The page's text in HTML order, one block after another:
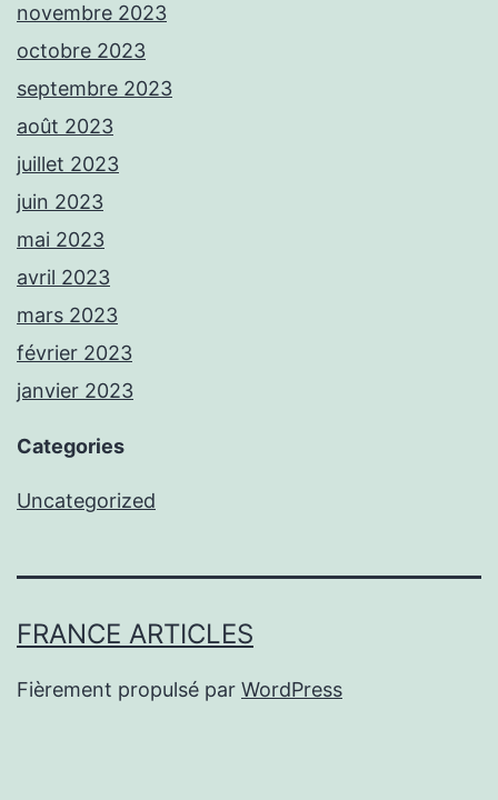
novembre 2023
octobre 2023
septembre 2023
août 2023
juillet 2023
juin 2023
mai 2023
avril 2023
mars 2023
février 2023
janvier 2023
Categories
Uncategorized
FRANCE ARTICLES
Fièrement propulsé par WordPress